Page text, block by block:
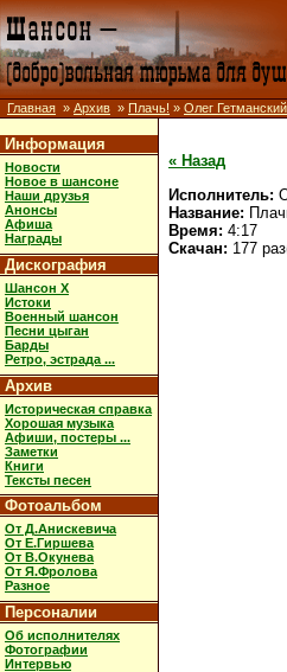
Главная » Архив » Плачь! » Олег
Информация
Новости
Новое в шансоне
Наши друзья
Анонсы
Афиша
Награды
Дискография
Шансон X
Истоки
Военный шансон
Песни цыган
Барды
Ретро, эстрада ...
Архив
Историческая справка
Хорошая музыка
Афиши, постеры ...
Заметки
Книги
Тексты песен
Фотоальбом
От Д.Анискевича
От Е.Гиршева
От В.Окунева
От Я.Фролова
Разное
Персоналии
Об исполнителях
Фотографии
Интервью
« Назад
Исполнитель:
Название:
Время: 4:17
Скачан: 177